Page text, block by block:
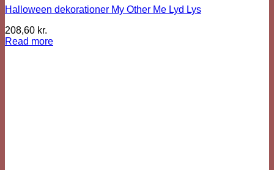
Halloween dekorationer My Other Me Lyd Lys
208,60 kr.
Read more